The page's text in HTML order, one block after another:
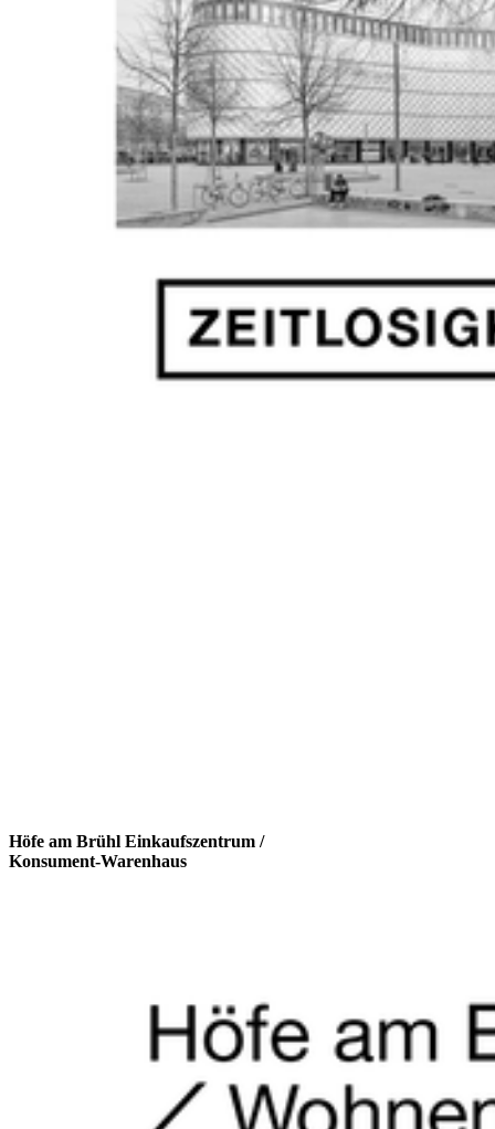
Höfe am Brühl Einkaufszentrum /
Konsument-Warenhaus